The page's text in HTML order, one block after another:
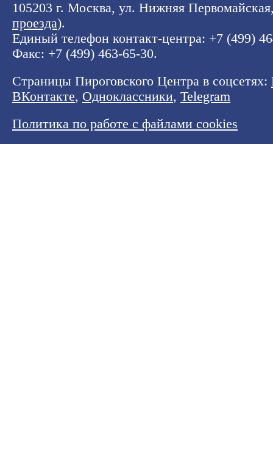
105203 г. Москва, ул. Нижняя
проезда).
Единый телефон контакт-центра: +7 (499)
Факс: +7 (499) 463-65-30.
Страницы Пироговского Центра в соцсетях:
ВКонтакте, Одноклассники, Telegram
Политика по работе с файлами cookies